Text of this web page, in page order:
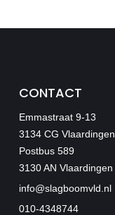
CONTACT
Emmastraat 9-13
3134 CG Vlaardingen
Postbus 589
3130 AN Vlaardingen
info@slagboomvld.nl
010-4348744